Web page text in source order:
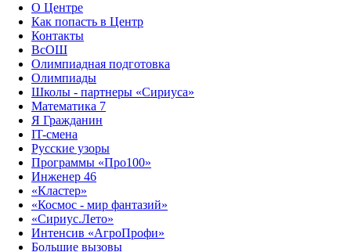
О Центре
Как попасть в Центр
Контакты
ВсОШ
Олимпиадная подготовка
Олимпиады
Школы - партнеры «Сириуса»
Математика 7
Я Гражданин
IT-смена
Русские узоры
Программы «Про100»
Инженер 46
«Кластер»
«Космос - мир фантазий»
«Сириус.Лето»
Интенсив «АгроПрофи»‎
Большие вызовы